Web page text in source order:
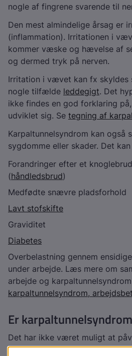
nogle af fingrene svarende til
Den mest almindelige årsag er
(inflammation). Irritationen i
kommer væske og hævelse af
og dermed tryk på nerven.
Irritation i vævet kan fx skyldes
nogle tilfælde leddegigt. Det
ikke findes en god forklaring
udviklet sig. Se tegning af
Karpaltunnelsyndrom kan også
sygdomme eller skader. Det
Forandringer efter et
(håndledsbrud)
Medfødte snævre pladsforhold
Lavt stofskifte
Graviditet
Diabetes
Overbelastning gennem
under arbejde. Læs mere om
arbejde og
karpaltunnelsyndrom,
Er
Det har ikke været muligt at
arvelighed af sygdommen.